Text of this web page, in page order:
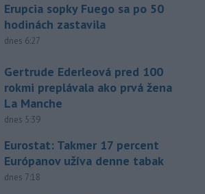
Erupcia sopky Fuego sa po 50
hodinách zastavila
dnes 6:27
Gertrude Ederleová pred 100
rokmi preplávala ako prvá žena
La Manche
dnes 5:39
Eurostat: Takmer 17 percent
Európanov užíva denne tabak
dnes 7:18